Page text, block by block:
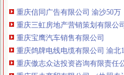
重庆三虹房地产营销策划有限公
重庆宝鹰汽车销售有限公司
重庆鸽牌电线电缆有限公司 渝北
重庆傲志众达投资咨询有限责任
重庆臣夫商贸有限公司 （执照专